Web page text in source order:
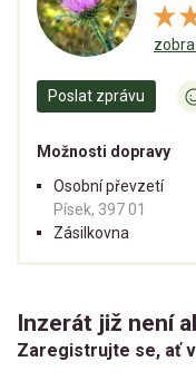
Poslat zprávu
Možnosti dopravy
Osobní převzetí
Písek, 397 01
Zásilkovna
Inzerát již není
Zaregistrujte se, ať